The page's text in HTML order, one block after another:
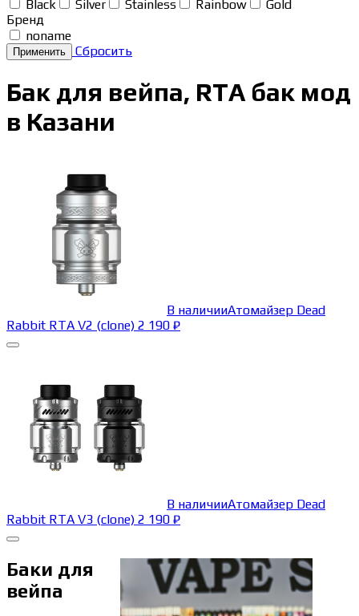
Black Silver Stainless Rainbow
Gold
Бренд
noname
Сбросить
Бак для вейпа, RTA бак мод
в Казани
В наличииАтомайзер Dead
Rabbit RTA V2 (clone) 2 190 ₽
В наличииАтомайзер Dead
Rabbit RTA V3 (clone) 2 190 ₽
Баки для
вейпа